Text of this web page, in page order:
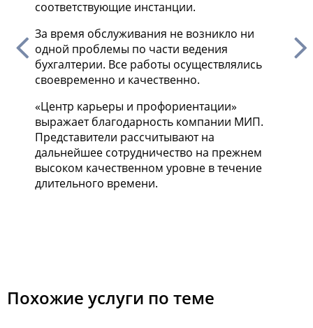
соответствующие инстанции.
За время обслуживания не возникло ни
одной проблемы по части ведения
бухгалтерии. Все работы осуществлялись
своевременно и качественно.
«Центр карьеры и профориентации»
выражает благодарность компании МИП.
Представители рассчитывают на
дальнейшее сотрудничество на прежнем
высоком качественном уровне в течение
длительного времени.
Похожие услуги по теме